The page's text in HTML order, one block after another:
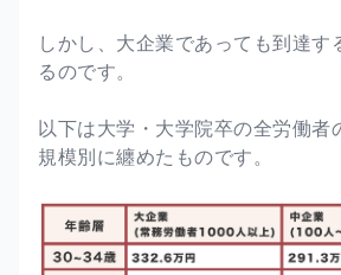
しかし、大企業であっても到達す
るのです。
以下は大学・大学院卒の全労働者
規模別に纏めたものです。